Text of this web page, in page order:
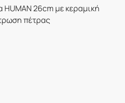
26cm με κεραμική
πέτρας